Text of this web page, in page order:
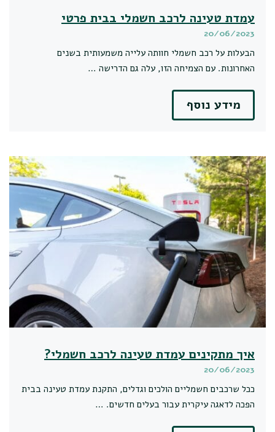
עמדת טעינה לרכב חשמלי בבית פרטי
20/06/2023
הבעלות על רכב חשמלי חוותה עלייה משמעותית בשנים
האחרונות. עם הצמיחה הזו, עלה גם הדרישה …
מידע נוסף
איך מתקינים עמדת טעינה לרכב חשמלי?
20/06/2023
ככל שרכבים חשמליים הולכים וגדלים, התקנת עמדת טעינה בבית
הפכה לדאגה עיקרית עבור בעלים חדשים. …